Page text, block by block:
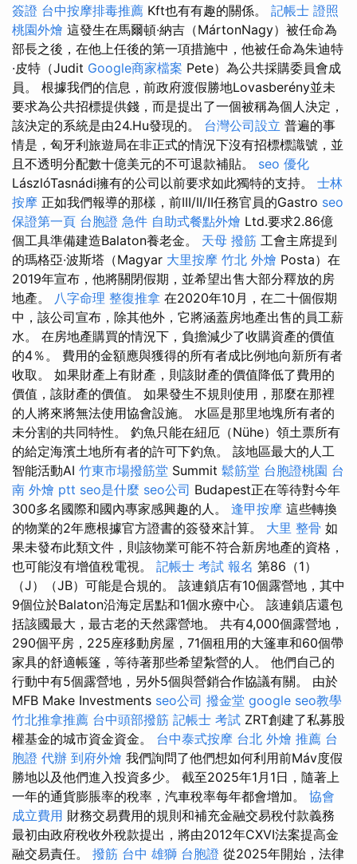
簽證 台中按摩排毒推薦 Kft也有有趣的關係。 記帳士 證照
桃園外燴 這發生在馬爾頓·納吉（MártonNagy）被任命為
部長之後，在他上任後的第一項措施中，他被任命為朱迪特
·皮特（Judit Google商家檔案 Pete）為公共採購委員會成
員。 根據我們的信息，前政府渡假勝地Lovasberény並未
要求為公共招標提供錢，而是提出了一個被稱為個人決定，
該決定的系統是由24.Hu發現的。 台灣公司設立 普遍的事
情是，匈牙利旅遊局在非正式的情況下沒有招標標識號，並
且不透明分配數十億美元的不可退款補貼。 seo 優化
LászlóTasnádi擁有的公司以前要求如此獨特的支持。 士林
按摩 正如我們報導的那樣，前III/II/II任務官員的Gastro seo
保證第一頁 台胞證 急件 自助式餐點外燴 Ltd.要求2.86億
個工具準備建造Balaton養老金。 天母 撥筋 工會主席提到
的瑪格亞·波斯塔（Magyar 大里按摩 竹北 外燴 Posta）在
2019年宣布，他將關閉假期，並希望出售大部分釋放的房
地產。 八字命理 整復推拿 在2020年10月，在二十個假期
中，該公司宣布，除其他外，它將涵蓋房地產出售的員工薪
水。 在房地產購買的情況下，負擔減少了收購資產的價值
的4％。 費用的金額應與獲得的所有者成比例地向新所有者
收取。 如果財產上有財產，則該財產的價值降低了費用的
價值，該財產的價值。 如果發生不規則使用，那麼在那裡
的人將來將無法使用協會設施。 水區是那里地塊所有者的
未分割的共同特性。 釣魚只能在紐厄（Nühe）領土票所有
的給定海濱土地所有者的許可下釣魚。 該地區最大的人工
智能活動AI 竹東市場撥筋堂 Summit 鬆筋堂 台胞證桃園 台
南 外燴 ptt seo是什麼 seo公司 Budapest正在等待對今年
300多名國際和國內專家感興趣的人。 逢甲按摩 這些轉換
的物業的2年應根據官方證書的簽發來計算。 大里 整骨 如
果未發布此類文件，則該物業可能不符合新房地產的資格，
也可能沒有增值稅電視。 記帳士 考試 報名 第86（1）
（J）（JB）可能是合規的。 該連鎖店有10個露營地，其中
9個位於Balaton沿海定居點和1個水療中心。 該連鎖店還包
括該國最大，最古老的天然露營地。 共有4,000個露營地，
290個平房，225座移動房屋，71個租用的大篷車和60個帶
家具的舒適帳篷，等待著那些希望紮營的人。 他們自己的
行動中有5個露營地，另外5個與營銷合作協議有關。 由於
MFB Make Investments seo公司 撥金堂 google seo教學
竹北推拿推薦 台中頭部撥筋 記帳士 考試 ZRT創建了私募股
權基金的城市資金資金。 台中泰式按摩 台北 外燴 推薦 台
胞證 代辦 到府外燴 我們詢問了他們想如何利用前Máv度假
勝地以及他們進入投資多少。 截至2025年1月1日，隨著上
一年的通貨膨脹率的稅率，汽車稅率每年都會增加。 協會
成立費用 財務交易費用的規則和補充金融交易稅付款義務
最初由政府稅收外稅款提出，將由2012年CXVI法案提高金
融交易責任。 撥筋 台中 雄獅 台胞證 從2025年開始，法律